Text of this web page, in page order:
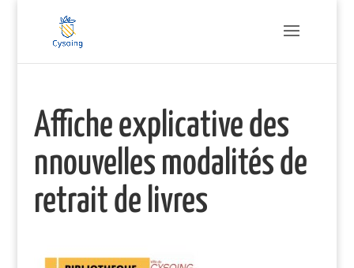
Affiche explicative des
nnouvelles modalités de
retrait de livres